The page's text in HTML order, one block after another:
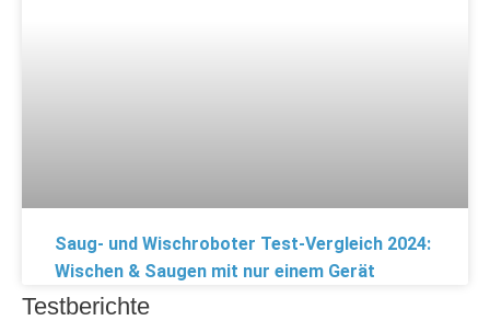
Saug- und Wischroboter Test-Vergleich 2024:
Wischen & Saugen mit nur einem Gerät
Testberichte